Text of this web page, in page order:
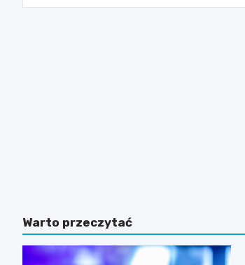
Warto przeczytać